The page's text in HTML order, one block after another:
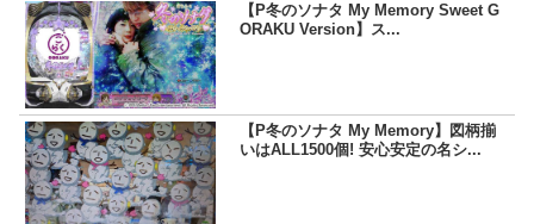
【P冬のソナタ My Memory Sweet G
ORAKU Version】ス...
【P冬のソナタ My Memory】図柄揃
いはALL1500個! 安心安定の名シ...